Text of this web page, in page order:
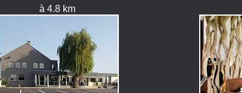
à 4.8 km